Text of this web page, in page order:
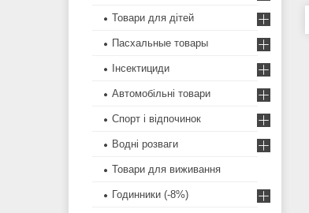
Товари для дітей
Пасхальные товары
Інсектициди
Автомобільні товари
Спорт і відпочинок
Водні розваги
Товари для виживання
Годинники (-8%)